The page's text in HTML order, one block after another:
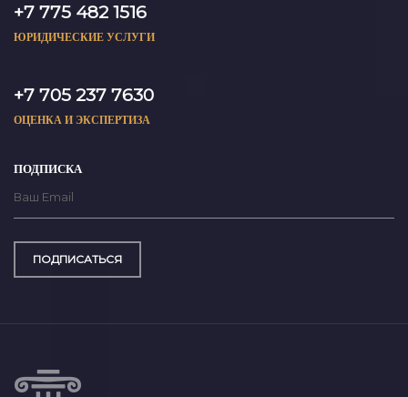
+7 775 482 1516
ЮРИДИЧЕСКИЕ УСЛУГИ
+7 705 237 7630
ОЦЕНКА И ЭКСПЕРТИЗА
ПОДПИСКА
ПОДПИСАТЬСЯ